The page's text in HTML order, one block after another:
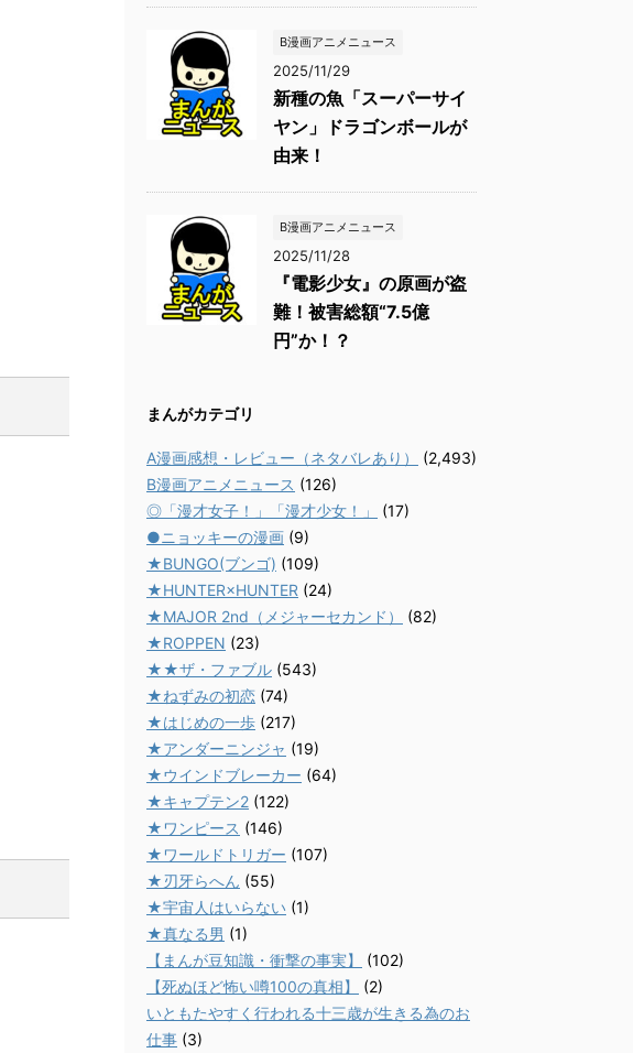
B漫画アニメニュース
2025/11/29
新種の魚「スーパーサイ
ヤン」ドラゴンボールが
由来！
B漫画アニメニュース
2025/11/28
『電影少女』の原画が盗
難！被害総額“7.5億
円”か！？
まんがカテゴリ
A漫画感想・レビュー（ネタバレあり）
(2,493)
B漫画アニメニュース (126)
◎「漫才女子！」「漫才少女！」
(17)
●ニョッキーの漫画 (9)
★BUNGO(ブンゴ) (109)
★HUNTER×HUNTER (24)
★MAJOR 2nd（メジャーセカンド）
(82)
★ROPPEN (23)
★★ザ・ファブル (543)
★ねずみの初恋 (74)
★はじめの一歩 (217)
★アンダーニンジャ (19)
★ウインドブレーカー (64)
★キャプテン2 (122)
★ワンピース (146)
★ワールドトリガー (107)
★刃牙らへん (55)
★宇宙人はいらない (1)
★真なる男 (1)
【まんが豆知識・衝撃の事実】
(102)
【死ぬほど怖い噂100の真相】
(2)
いともたやすく行われる十三歳が生きる為のお
仕事 (3)